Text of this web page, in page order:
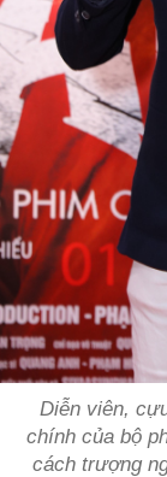
Diễn viên,
chính của bộ
cách trượng